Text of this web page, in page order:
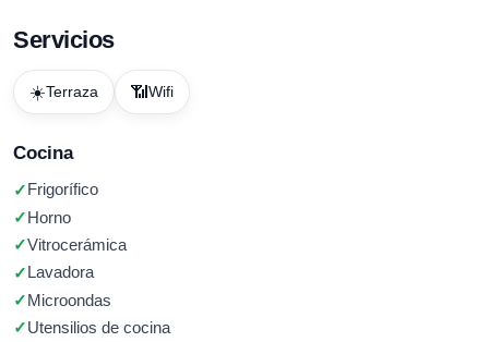
Servicios
☀️Terraza 📶 Wifi
Cocina
Frigorífico
Horno
Vitrocerámica
Lavadora
Microondas
Utensilios de cocina